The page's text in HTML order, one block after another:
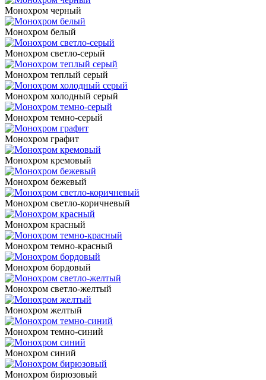
Монохром черный
Монохром белый
Монохром светло-серый
Монохром теплый серый
Монохром холодный серый
Монохром темно-серый
Монохром графит
Монохром кремовый
Монохром бежевый
Монохром светло-коричневый
Монохром красный
Монохром темно-красный
Монохром бордовый
Монохром светло-желтый
Монохром желтый
Монохром темно-синий
Монохром синий
Монохром бирюзовый